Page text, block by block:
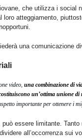
che utilizza i social
atteggiamento,
una comunicazione
video, una combinazione di
un’ottima unione
importante per ottenere i
essere limitante.
all’occorrenza sui